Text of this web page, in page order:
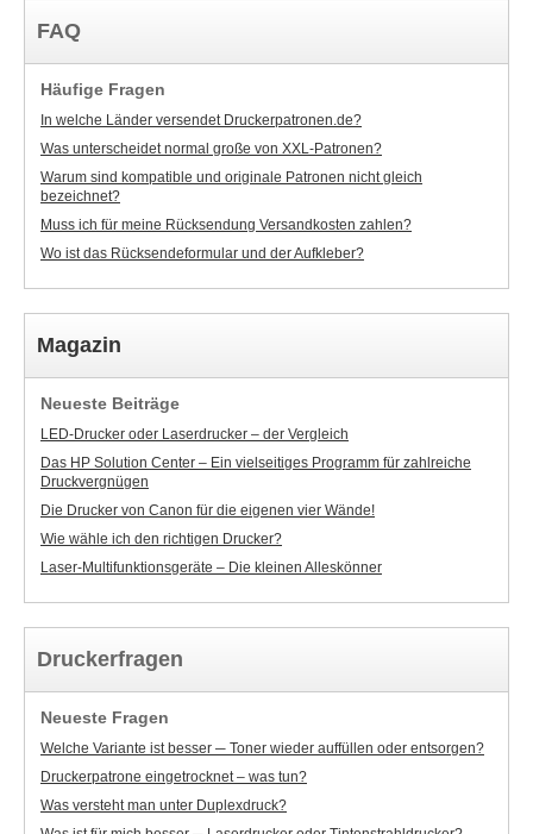
FAQ
Häufige Fragen
In welche Länder versendet Druckerpatronen.de?
Was unterscheidet normal große von XXL-Patronen?
Warum sind kompatible und originale Patronen nicht gleich
bezeichnet?
Muss ich für meine Rücksendung Versandkosten zahlen?
Wo ist das Rücksendeformular und der Aufkleber?
Magazin
Neueste Beiträge
LED-Drucker oder Laserdrucker – der Vergleich
Das HP Solution Center – Ein vielseitiges Programm für zahlreiche
Druckvergnügen
Die Drucker von Canon für die eigenen vier Wände!
Wie wähle ich den richtigen Drucker?
Laser-Multifunktionsgeräte – Die kleinen Alleskönner
Druckerfragen
Neueste Fragen
Welche Variante ist besser ─ Toner wieder auffüllen oder entsorgen?
Druckerpatrone eingetrocknet – was tun?
Was versteht man unter Duplexdruck?